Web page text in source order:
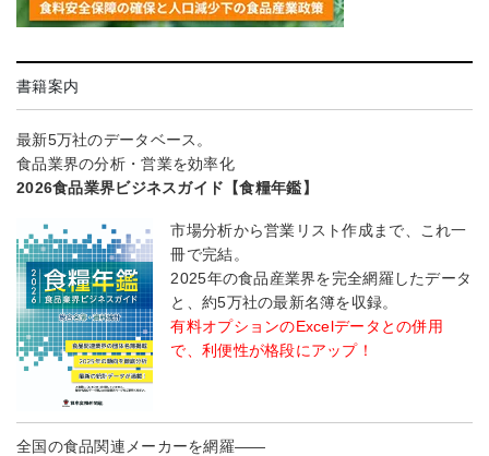
書籍案内
最新5万社のデータベース。
食品業界の分析・営業を効率化
2026食品業界ビジネスガイド【食糧年鑑】
市場分析から営業リスト作成まで、これ一
冊で完結。
2025年の食品産業界を完全網羅したデータ
と、約5万社の最新名簿を収録。
有料オプションのExcelデータとの併用
で、利便性が格段にアップ！
全国の食品関連メーカーを網羅――